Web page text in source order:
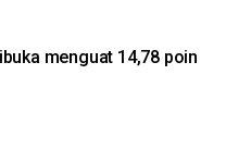
menguat 14,78 poin